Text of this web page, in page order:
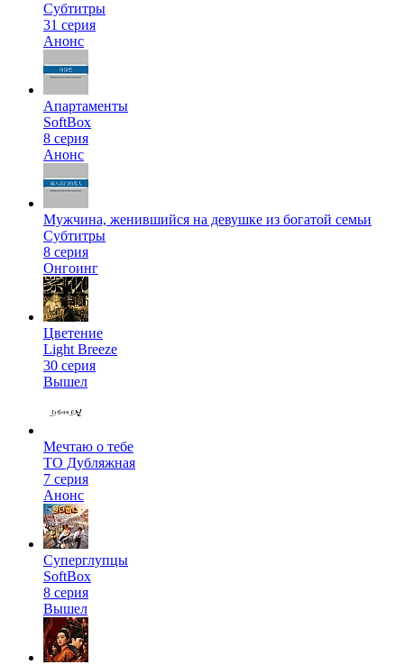
Субтитры
31 серия
Анонс
Апартаменты
SoftBox
8 серия
Анонс
Мужчина, женившийся на девушке из богатой семьи
Субтитры
8 серия
Онгоинг
Цветение
Light Breeze
30 серия
Вышел
Мечтаю о тебе
ТО Дубляжная
7 серия
Анонс
Суперглупцы
SoftBox
8 серия
Вышел